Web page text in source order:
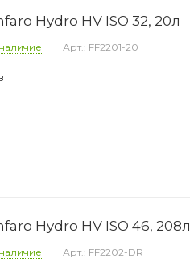
Hydro HV ISO 32, 20л
Арт.: FF2201-20
Hydro HV ISO 46, 208л
Арт.: FF2202-DR